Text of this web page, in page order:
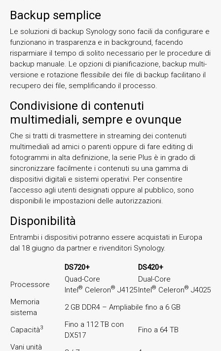
Backup semplice
Le soluzioni di backup Synology sono facili da configurare e
funzionano in trasparenza e in background, facendo
risparmiare il tempo di solito necessario per le procedure di
backup manuale. Le opzioni di pianificazione, backup multi-
versione e rotazione flessibile dei file di backup facilitano il
recupero dei file, semplificando il processo.
Condivisione di contenuti
multimediali, sempre e ovunque
Che si tratti di trasmettere in streaming dei contenuti
multimediali ad amici o parenti oppure di fare editing di
fotogrammi in alta definizione, la serie Plus è in grado di
sincronizzare facilmente i contenuti su una gamma di
dispositivi digitali e sistemi operativi. Per consentire
l’accesso agli utenti designati oppure al pubblico, sono
disponibili le impostazioni delle autorizzazioni.
Disponibilità
Entrambi i dispositivi potranno essere acquistati in Europa
dal 18 giugno da partner e rivenditori Synology.
DS720+
DS420+
Processore
Quad-Core
Intel® Celeron® J4125
Dual-Core
Intel® Celeron® J4025
Memoria
sistema
2 GB DDR4 – Ampliabile fino a 6 GB
Capacità3
Fino a 112 TB con
DX517
Fino a 64 TB
Vani unità